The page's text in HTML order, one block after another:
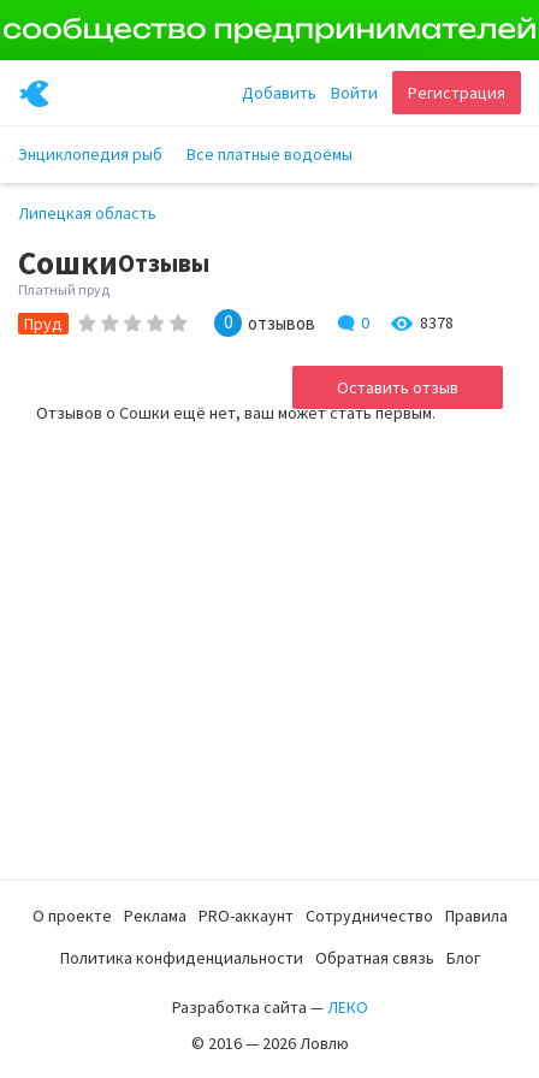
Регистрация
Войти
Добавить
Энциклопедия рыб Все платные водоёмы
Липецкая область
СошкиОтзывы
Платный пруд
Пруд 0 отзывов 0 8378
Отзывов о Сошки ещё нет, ваш может стать первым.
Оставить отзыв
О проекте Реклама PRO-аккаунт Сотрудничество
Правила
Политика конфиденциальности
Обратная связь Блог
Разработка сайта —ЛЕКО
© 2016 — 2026 Ловлю